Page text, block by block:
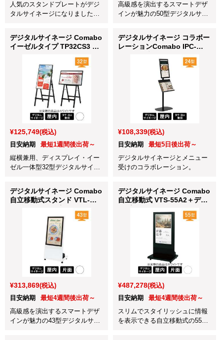
人気のスタンドプレートがデジ
タルサイネージになりました。
方でも手軽に始められます！
高級感を演出するスマートデザ
インが魅力の50型デジタルサイ
デジタルサイネージ Comabo
イーゼルタイプ TP32CS3 ホ
¥125,749(税込)
目安納期
最短1週間後出荷～
縦横兼用、ディスプレイ・イー
ゼル一体型32型デジタルサイネ
デジタルサイネージ コラボー
レーションComabo IPC-
¥108,339(税込)
目安納期
最短5日後出荷～
デジタルサイネージとメニュー
受けのコラボレーション。
デジタルサイネージ Comabo
自立移動式スタンド VTL-
43BDL4050Q/11 ホワイト
¥313,869(税込)
目安納期
最短4週間後出荷～
高級感を演出するスマートデザ
インが魅力の43型デジタルサイ
デジタルサイネージ Comabo
自立移動式 VTS-55A2＋ディ
スプレイ 55BDL4050Q/11 ホ
¥487,278(税込)
目安納期
最短4週間後出荷～
スリムでスタイリッシュに情報
を表示できる自立移動式の55型